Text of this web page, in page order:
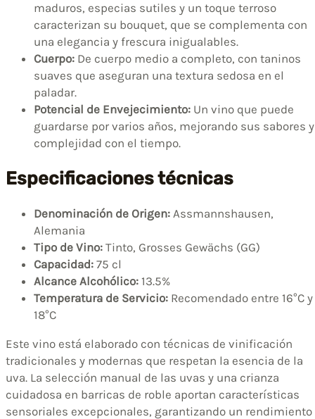
maduros, especias sutiles y un toque terroso
caracterizan su bouquet, que se complementa con
una elegancia y frescura inigualables.
Cuerpo: De cuerpo medio a completo, con taninos
suaves que aseguran una textura sedosa en el
paladar.
Potencial de Envejecimiento: Un vino que puede
guardarse por varios años, mejorando sus sabores y
complejidad con el tiempo.
Especificaciones técnicas
Denominación de Origen: Assmannshausen,
Alemania
Tipo de Vino: Tinto, Grosses Gewächs (GG)
Capacidad: 75 cl
Alcance Alcohólico: 13.5%
Temperatura de Servicio: Recomendado entre 16°C y
18°C
Este vino está elaborado con técnicas de vinificación
tradicionales y modernas que respetan la esencia de la
uva. La selección manual de las uvas y una crianza
cuidadosa en barricas de roble aportan características
sensoriales excepcionales, garantizando un rendimiento